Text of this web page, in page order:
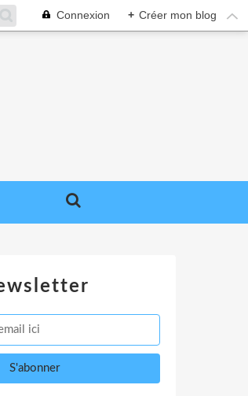
Connexion + Créer mon blog